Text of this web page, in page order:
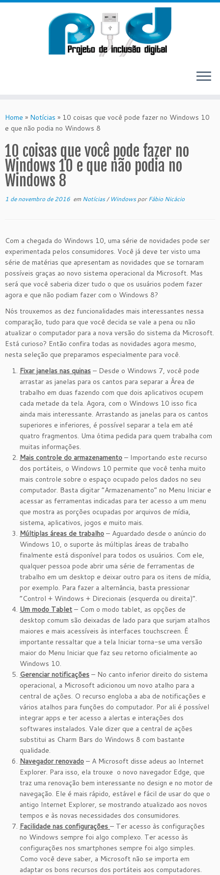
to
content
Home » Notícias » 10 coisas que você pode fazer no Windows 10
e que não podia no Windows 8
10 coisas que você pode fazer no
Windows 10 e que não podia no
Windows 8
1 de novembro de 2016 em Notícias/ WindowsporFábio Nicácio
Com a chegada do Windows 10, uma série de novidades pode ser
experimentada pelos consumidores. Você já deve ter visto uma
série de matérias que apresentam as novidades que se tornaram
possíveis graças ao novo sistema operacional da Microsoft. Mas
será que você saberia dizer tudo o que os usuários podem fazer
agora e que não podiam fazer com o Windows 8?
Nós trouxemos as dez funcionalidades mais interessantes nessa
comparação, tudo para que você decida se vale a pena ou não
atualizar o computador para a nova versão do sistema da Microsoft.
Está curioso? Então confira todas as novidades agora mesmo,
nesta seleção que preparamos especialmente para você.
Fixar janelas nas quinas – Desde o Windows 7, você pode
arrastar as janelas para os cantos para separar a Área de
trabalho em duas fazendo com que dois aplicativos ocupem
cada metade da tela. Agora, com o Windows 10 isso fica
ainda mais interessante. Arrastando as janelas para os cantos
superiores e inferiores, é possível separar a tela em até
quatro fragmentos. Uma ótima pedida para quem trabalha com
muitas informações.
Mais controle do armazenamento – Importando este recurso
dos portáteis, o Windows 10 permite que você tenha muito
mais controle sobre o espaço ocupado pelos dados no seu
computador. Basta digitar “Armazenamento” no Menu Iniciar e
acessar as ferramentas indicadas para ter acesso a um menu
que mostra as porções ocupadas por arquivos de mídia,
sistema, aplicativos, jogos e muito mais.
Múltiplas áreas de trabalho – Aguardado desde o anúncio do
Windows 10, o suporte às múltiplas áreas de trabalho
finalmente está disponível para todos os usuários. Com ele,
qualquer pessoa pode abrir uma série de ferramentas de
trabalho em um desktop e deixar outro para os itens de mídia,
por exemplo. Para fazer a alternância, basta pressionar
“Control + Windows + Direcionais (esquerda ou direita)”.
Um modo Tablet – Com o modo tablet, as opções de
desktop comum são deixadas de lado para que surjam atalhos
maiores e mais acessíveis às interfaces touchscreen. É
importante ressaltar que a tela Iniciar torna-se uma versão
maior do Menu Iniciar que faz seu retorno oficialmente ao
Windows 10.
Gerenciar notificações – No canto inferior direito do sistema
operacional, a Microsoft adicionou um novo atalho para a
central de ações. O recurso engloba a aba de notificações e
vários atalhos para funções do computador. Por ali é possível
integrar apps e ter acesso a alertas e interações dos
softwares instalados. Vale dizer que a central de ações
substitui as Charm Bars do Windows 8 com bastante
qualidade.
Navegador renovado – A Microsoft disse adeus ao Internet
Explorer. Para isso, ela trouxe o novo navegador Edge, que
traz uma renovação bem interessante no design e no motor de
navegação. Ele é mais rápido, estável e fácil de usar do que o
antigo Internet Explorer, se mostrando atualizado aos novos
tempos e às novas necessidades dos consumidores.
Facilidade nas configurações – Ter acesso às configurações
no Windows sempre foi algo complexo. Ter acesso às
configurações nos smartphones sempre foi algo simples.
Como você deve saber, a Microsoft não se importa em
adaptar os bons recursos dos portáteis aos computadores.